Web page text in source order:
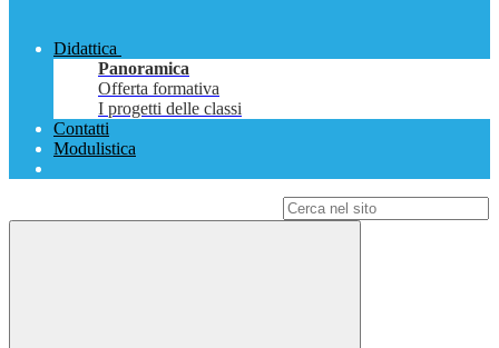
Didattica
Panoramica
Offerta formativa
I progetti delle classi
Contatti
Modulistica